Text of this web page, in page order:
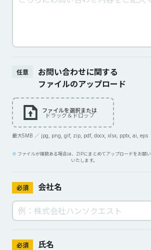
任意
お問い合わせに関する
ファイルのアップロード
ファイルを選択または
ドラッグ＆ドロップ
最大5MB ／ jpg, png, gif, zip, pdf, docx, xlsx, pptx, ai, eps
ファイルが複数ある場合は、ZIPにまとめてアップロードをお願い
いたします。
必須 会社名
必須 氏名